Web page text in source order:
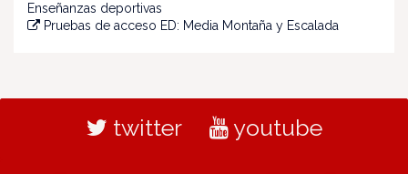
Enseñanzas deportivas
Pruebas de acceso ED: Media Montaña y Escalada
twitter youtube